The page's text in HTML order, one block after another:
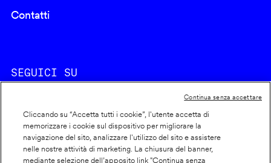
Contatti
SEGUICI SU
Cookie policy
Cliccando su “Accetta tutti i cookie”, l'utente accetta di
memorizzare i cookie sul dispositivo per migliorare la
navigazione del sito, analizzare l'utilizzo del sito e assistere
nelle nostre attività di marketing. La chiusura del banner,
mediante selezione dell’apposito link "Continua senza
Continua senza accettare